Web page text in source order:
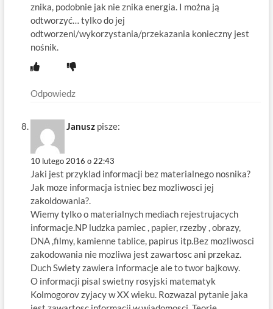
znika, podobnie jak nie znika energia. I można ją
odtworzyć… tylko do jej
odtworzeni/wykorzystania/przekazania konieczny jest
nośnik.
Odpowiedz
Janusz pisze:
10 lutego 2016 o 22:43
Jaki jest przyklad informacji bez materialnego nosnika?
Jak moze informacja istniec bez mozliwosci jej
zakoldowania?.
Wiemy tylko o materialnych mediach rejestrujacych
informacje.NP ludzka pamiec , papier, rzezby , obrazy,
DNA ,filmy, kamienne tablice, papirus itp.Bez mozliwosci
zakodowania nie mozliwa jest zawartosc ani przekaz.
Duch Swiety zawiera informacje ale to twor bajkowy.
O informacji pisal swietny rosyjski matematyk
Kolmogorov zyjacy w XX wieku. Rozwazal pytanie jaka